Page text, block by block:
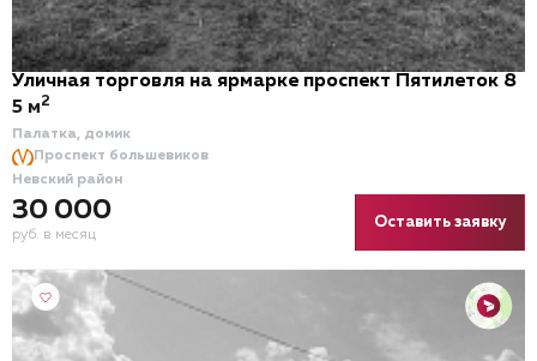
Уличная торговля на ярмарке проспект Пятилеток 8
Палатка, домик
Проспект большевиков
Невский район
30 000
руб. в месяц
5 м2
Оставить заявку